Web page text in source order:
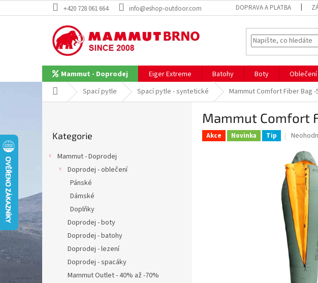
na
+420 728 061 664 info@eshop-outdoor.com DOPRAVA A PLATBA
Mammut - Doprodej Eiger Extreme Batohy Boty Oblečení
Domů Spací pytle Spací pytle - syntetické Mammut Comfort Fiber Bag -
í
a
n
kategorie
Kategorie
Mammut - Doprodej
Doprodej - oblečení
Pánské
Dámské
Doplňky
Doprodej - boty
Doprodej - batohy
Doprodej - lezení
Doprodej - spacáky
Mammut Outlet - 40% až -70%
Mammut Comfort
Akce Novinka Tip
produktu
je
0,0
z
5
hvězdiček.